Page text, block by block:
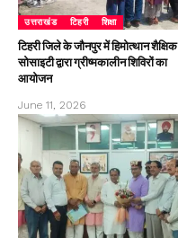
उत्तराखंड टिहरी शिक्षा
टिहरी जिले के जौनपुर में हिमोत्थान शैक्षिक
सोसाइटी द्वारा ग्रीष्मकालीन शिविरों का
आयोजन
June 11, 2026